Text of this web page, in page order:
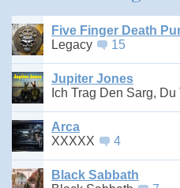
Five Finger Death
Legacy
15
Jupiter Jones
Ich Trag Den Sarg,
Arca
XXXXX
4
Black Sabbath